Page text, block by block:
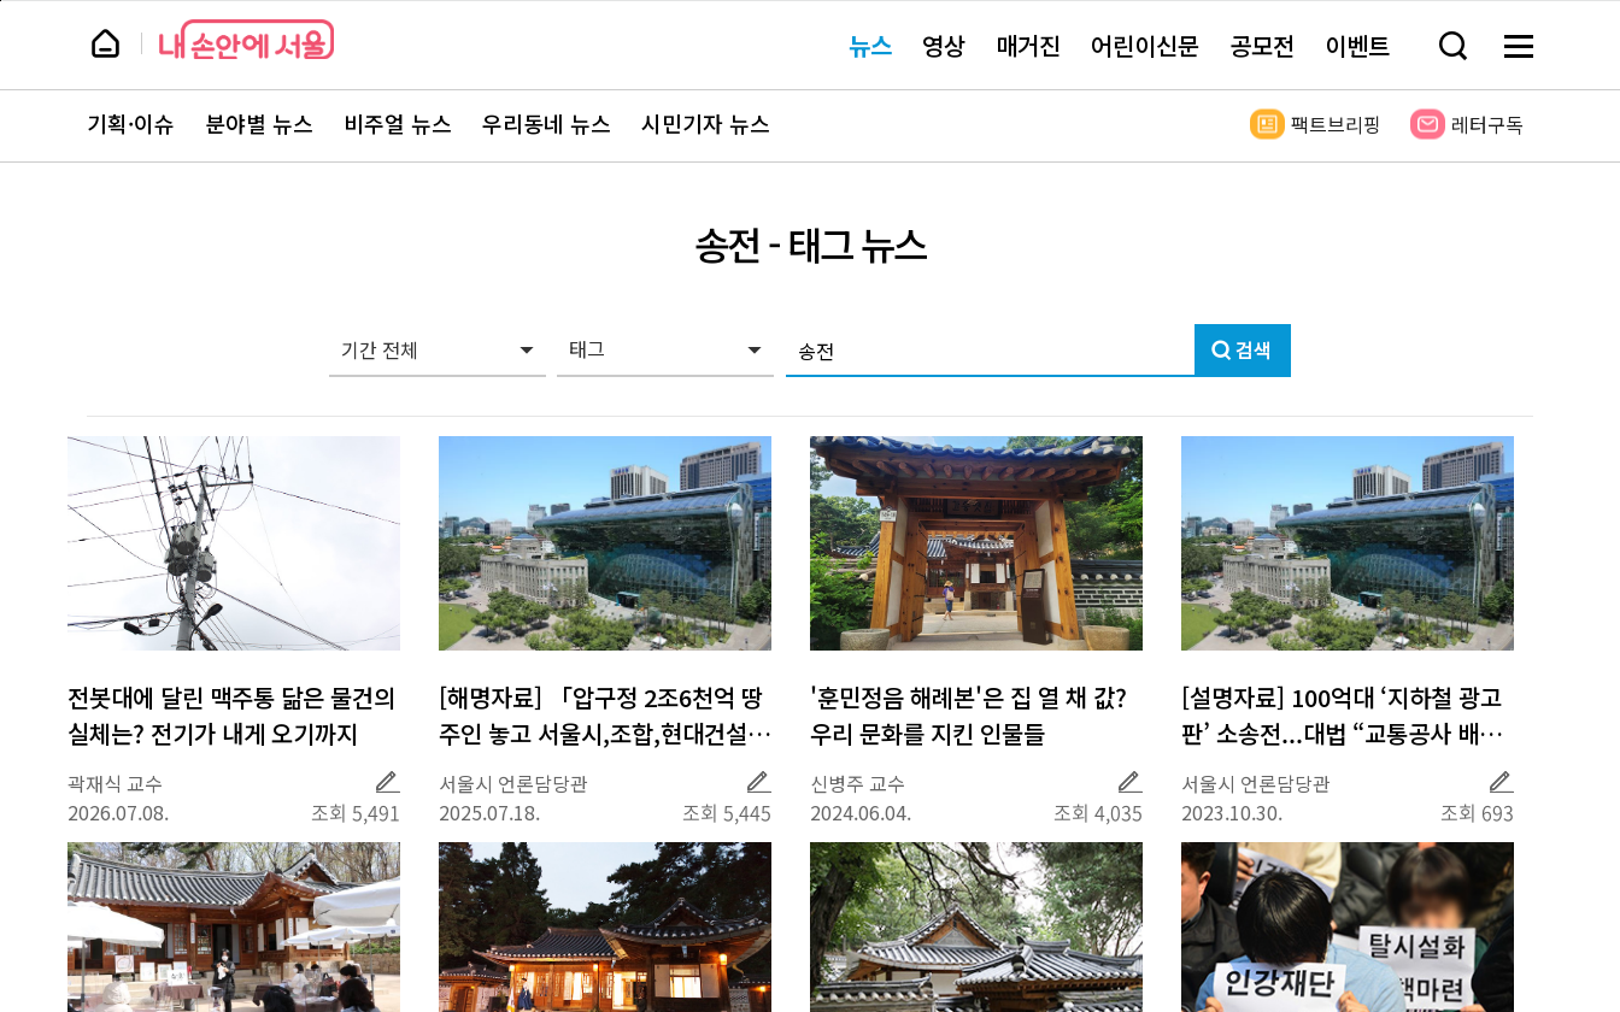
본
뉴
스 요뉴스 영상 매거진 어린이신문 공모전 이벤트 검
창
기
메
전
보
뉴
스
주
서
기획·이슈 분야별 뉴스 비주얼 뉴스 우리동네 뉴스 시민기자 뉴스 팩트브리핑 레터구독
송전- 태그 뉴스
기간 전체 태그 검
색
전봇대에 달린 맥주통 닮은 물건의
실체는? 전기가 내게 오기까지
곽재식 교수
2026.07.08.
취
재
조회 5,491
[해명자료] 「압구정 2조6천억 땅
주인 놓고 서울시,조합,현대건설
소송전 전망… 재건축 지연 가능성
커져」보도 관련
서울시 언론담당관
2025.07.18.
취
재
조회 5,445
'훈민정음 해례본'은 집 열 채 값?
우리 문화를 지킨 인물들
신병주 교수
2024.06.04.
취
재
조회 4,035
[설명자료] 100억대 ‘지하철 광고
판’ 소송전...대법 “교통공사 배상
해야”
서울시 언론담당관
2023.10.30.
취
재
조회 693
페